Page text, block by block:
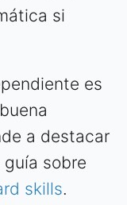
si
es
a destacar
sobre
skills.